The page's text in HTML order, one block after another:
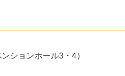
ションホール3・4）